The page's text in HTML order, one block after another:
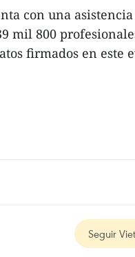
con una
mil 800
firmados en este
Seguir